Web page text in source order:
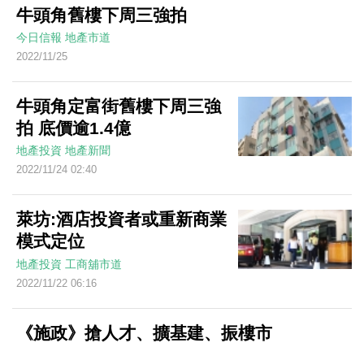
牛頭角舊樓下周三強拍
今日信報 地產市道
2022/11/25
牛頭角定富街舊樓下周三強
拍 底價逾1.4億
地產投資 地產新聞
2022/11/24 02:40
萊坊:酒店投資者或重新商業
模式定位
地產投資 工商舖市道
2022/11/22 06:16
《施政》搶人才、擴基建、振樓市